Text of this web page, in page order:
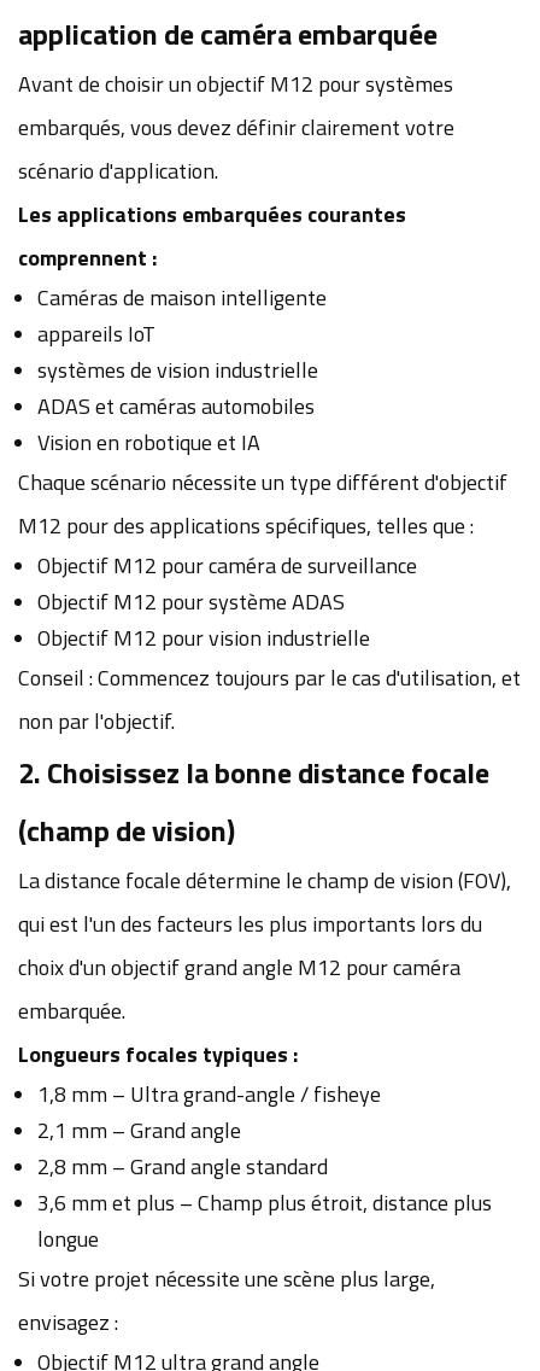
application de caméra embarquée
Avant de choisir un objectif M12 pour systèmes
embarqués, vous devez définir clairement votre
scénario d'application.
Les applications embarquées courantes
comprennent :
Caméras de maison intelligente
appareils IoT
systèmes de vision industrielle
ADAS et caméras automobiles
Vision en robotique et IA
Chaque scénario nécessite un type différent d'objectif
M12 pour des applications spécifiques, telles que :
Objectif M12 pour caméra de surveillance
Objectif M12 pour système ADAS
Objectif M12 pour vision industrielle
Conseil : Commencez toujours par le cas d'utilisation, et
non par l'objectif.
2. Choisissez la bonne distance focale
(champ de vision)
La distance focale détermine le champ de vision (FOV),
qui est l'un des facteurs les plus importants lors du
choix d'un objectif grand angle M12 pour caméra
embarquée.
Longueurs focales typiques :
1,8 mm – Ultra grand-angle / fisheye
2,1 mm – Grand angle
2,8 mm – Grand angle standard
3,6 mm et plus – Champ plus étroit, distance plus
longue
Si votre projet nécessite une scène plus large,
envisagez :
Objectif M12 ultra grand angle